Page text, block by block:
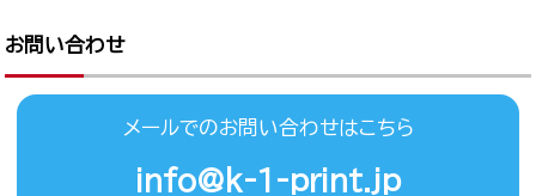
お問い合わせ
メールでのお問い合わせはこちら
info@k-1-print.jp